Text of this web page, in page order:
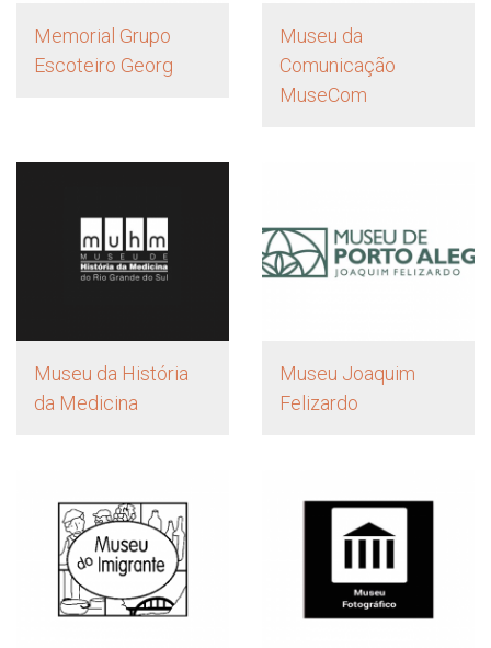
Memorial Grupo
Escoteiro Georg
Museu da
Comunicação
MuseCom
Museu da História
da Medicina
Museu Joaquim
Felizardo